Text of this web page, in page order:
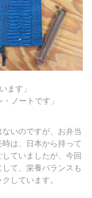
ます」
ノートです」
いのですが、お弁当
は、日本から持って
ていましたが、今回
て、栄養バランスも
しています。